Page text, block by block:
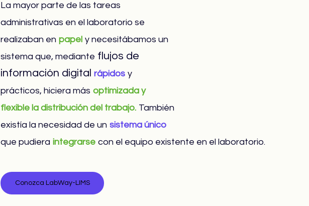
La mayor parte de las tareas
administrativas en el laboratorio se
realizaban en papel y necesitábamos un
sistema que, mediante flujos de
información digital rápidos y
prácticos, hiciera más optimizada y
flexible la distribución del trabajo. También
existía la necesidad de un sistema único
que pudiera integrarse con el equipo existente en el laboratorio.
Conozca LabWay-LIMS